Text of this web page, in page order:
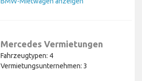
Mercedes Vermietungen
Fahrzeugtypen: 4
Vermietungsunternehmen: 3